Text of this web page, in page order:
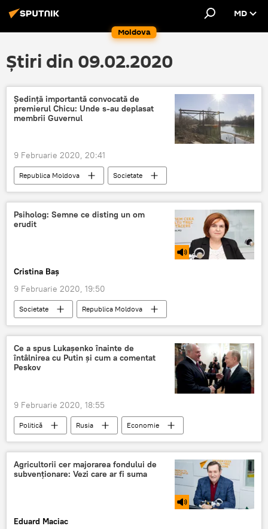
Moldova
MD
Știri din 09.02.2020
Şedinţă importantă convocată de
premierul Chicu: Unde s-au deplasat
membrii Guvernul
9 Februarie 2020, 20:41
Republica Moldova
Societate
Ion Chicu
Guvern
aprovizionarea cu apă
Prut
Psiholog: Semne ce disting un om
erudit
Cristina Baș
9 Februarie 2020, 19:50
Societate
Republica Moldova
Podcasturi
Podcasturi
psiholog
calități
inteligentă
Ce a spus Lukașenko înainte de
întâlnirea cu Putin și cum a comentat
Peskov
9 Februarie 2020, 18:55
Politică Rusia
Economie
Putin
Lukașenko
Dmitri Peskov
întâlnire
Soci
Agricultorii cer majorarea fondului de
subvenționare: Vezi care ar fi suma
Eduard Maciac